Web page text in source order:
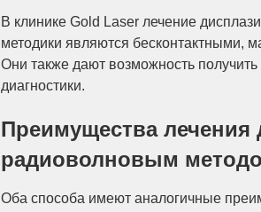
В клинике Gold Laser лечение
методики являются бесконтактными,
Они также дают возможность
диагностики.
Преимущества лечения
радиоволновым
Оба способа имеют аналогичные